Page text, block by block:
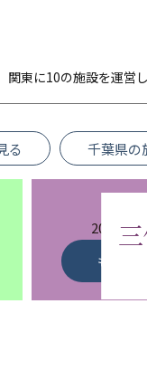
東に10の施設を運営し
る 千葉県の
2021年
アット
もっと